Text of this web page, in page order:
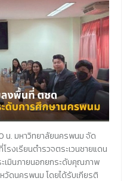
น. มหาวิทยาลัยนครพนม จัด
งเรียนตำรวจตระเวนชายแดน
เมินภายนอกยกระดับคุณภาพ
วัดนครพนม โดยได้รับเกียรติ